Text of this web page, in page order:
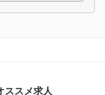
ススメ求人